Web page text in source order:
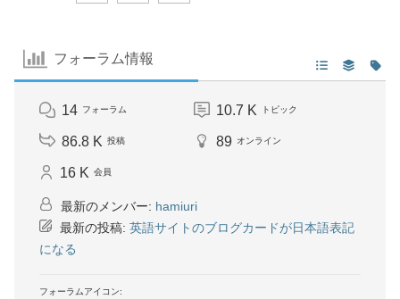
フォーラム情報
14 フォーラム 10.7 K トピック
86.8 K 投稿 89 オンライン
16 K 会員
最新のメンバー: hamiuri
最新の投稿: 英語サイトのブログカードが日本語表記
になる
フォーラムアイコン: